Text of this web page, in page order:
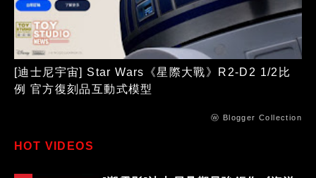
[迪士尼宇宙] Star Wars《星際大戰》R2-D2 1/2比
例 官方復刻品互動式模型
ⓦ Blogger Collection
HOT VIDEOS